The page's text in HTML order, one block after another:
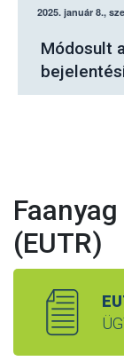
jelenteni a
tervezett
(EUTR)